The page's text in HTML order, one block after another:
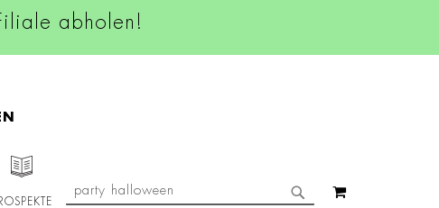
abholen!
SUCHE